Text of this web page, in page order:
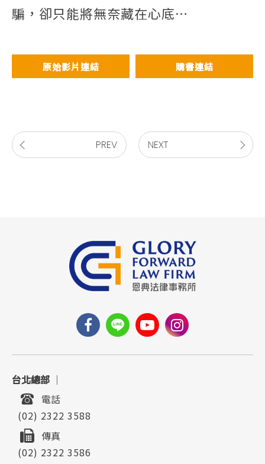
騙，卻只能將無奈藏在心底…
原始影片連結 購書連結
PREV NEXT
台北總部 ｜
電話
(02) 2322 3588
傳真
(02) 2322 3586